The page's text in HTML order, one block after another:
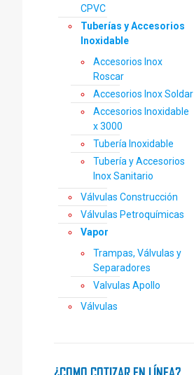
CPVC
Tuberías y Accesorios
Inoxidable
Accesorios Inox
Roscar
Accesorios Inox Soldar
Accesorios Inoxidable
x 3000
Tubería Inoxidable
Tubería y Accesorios
Inox Sanitario
Válvulas Construcción
Válvulas Petroquímicas
Vapor
Trampas, Válvulas y
Separadores
Valvulas Apollo
Válvulas